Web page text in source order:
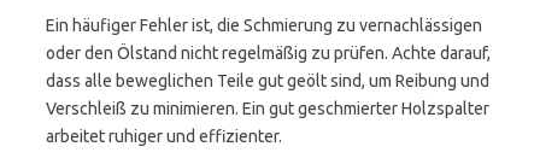
Ein häufiger Fehler ist, die Schmierung zu vernachlässigen
oder den Ölstand nicht regelmäßig zu prüfen. Achte darauf,
dass alle beweglichen Teile gut geölt sind, um Reibung und
Verschleiß zu minimieren. Ein gut geschmierter Holzspalter
arbeitet ruhiger und effizienter.